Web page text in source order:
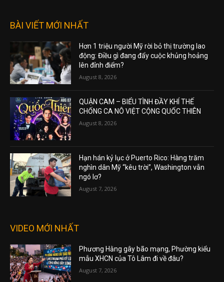
BÀI VIẾT MỚI NHẤT
Hơn 1 triệu người Mỹ rời bỏ thị trường lao
động: Điều gì đang đẩy cuộc khủng hoảng
lên đỉnh điểm?
August 8, 2026
QUẬN CAM – BIỂU TÌNH ĐẦY KHÍ THẾ
CHỐNG CA NÔ VIỆT CỘNG QUỐC THIÊN
August 8, 2026
Hạn hán kỷ lục ở Puerto Rico: Hàng trăm
nghìn dân Mỹ “kêu trời”, Washington vẫn
ngó lơ?
August 7, 2026
VIDEO MỚI NHẤT
Phương Hằng gây bão mạng, Phường kiểu
mẫu XHCN của Tô Lâm đi về đâu?
August 7, 2026